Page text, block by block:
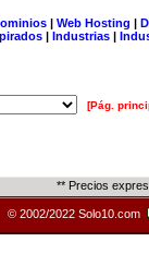
| Web Hosting |
| Industrias |
[Pág.
** Precios
© 2002/2022 Solo10.com